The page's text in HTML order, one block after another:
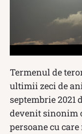
Termenul de
ultimii zeci de
septembrie 2021
devenit sinonim
persoane cu